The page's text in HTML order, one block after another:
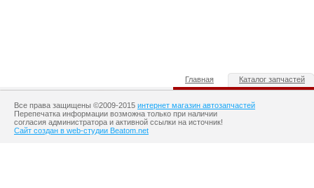
Главная Каталог запчастей
Все права защищены ©2009-2015 интернет магазин автозапчастей
Перепечатка информации возможна только при наличии
согласия администратора и активной ссылки на источник!
Сайт создан в web-студии Beatom.net